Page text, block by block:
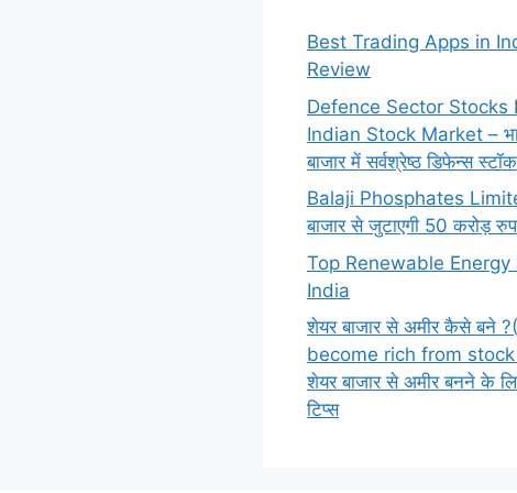
Best Trading Apps in
Review
Defence Sector Stocks
Indian Stock Market –
बाजार में सर्वश्रेष्ठ डिफेन्स स्टॉक
Balaji Phosphates
बाजार से जुटाएगी 50 करोड़
Top Renewable Energy
India
शेयर बाजार से अमीर कैसे बने
become rich from stock
शेयर बाजार से अमीर बनने के
टिप्स